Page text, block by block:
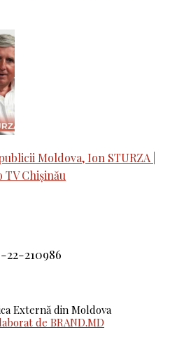
Moldova, Ion STURZA |
Chișinău
22-210986
Externă din Moldova
de BRAND.MD